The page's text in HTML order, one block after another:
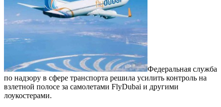
Федеральная служба
по надзору в сфере транспорта решила усилить контроль на
взлетной полосе за самолетами FlyDubai и другими
лоукостерами.